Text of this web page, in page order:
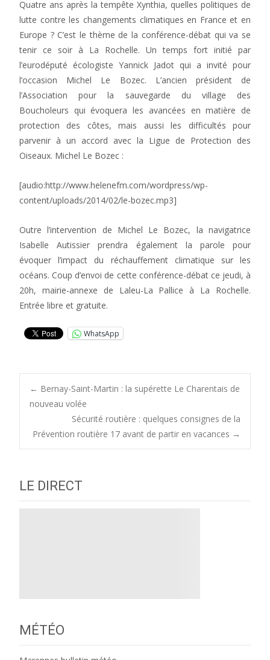
Quatre ans après la tempête Xynthia, quelles politiques de
lutte contre les changements climatiques en France et en
Europe ? C’est le thème de la conférence-débat qui va se
tenir ce soir à La Rochelle. Un temps fort initié par
l’eurodéputé écologiste Yannick Jadot qui a invité pour
l’occasion Michel Le Bozec. L’ancien président de
l’Association pour la sauvegarde du village des
Boucholeurs qui évoquera les avancées en matière de
protection des côtes, mais aussi les difficultés pour
parvenir à un accord avec la Ligue de Protection des
Oiseaux. Michel Le Bozec :
[audio:http://www.helenefm.com/wordpress/wp-
content/uploads/2014/02/le-bozec.mp3]
Outre l’intervention de Michel Le Bozec, la navigatrice
Isabelle Autissier prendra également la parole pour
évoquer l’impact du réchauffement climatique sur les
océans. Coup d’envoi de cette conférence-débat ce jeudi, à
20h, mairie-annexe de Laleu-La Pallice à La Rochelle.
Entrée libre et gratuite.
WhatsApp
Post
navigation
← Bernay-Saint-Martin : la supérette Le Charentais de
nouveau volée
Sécurité routière : quelques consignes de la
Prévention routière 17 avant de partir en vacances →
LE DIRECT
MÉTÉO